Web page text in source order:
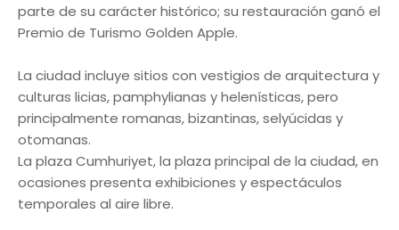
parte de su carácter histórico; su restauración ganó el
Premio de Turismo Golden Apple.
La ciudad incluye sitios con vestigios de arquitectura y
culturas licias, pamphylianas y helenísticas, pero
principalmente romanas, bizantinas, selyúcidas y
otomanas.
La plaza Cumhuriyet, la plaza principal de la ciudad, en
ocasiones presenta exhibiciones y espectáculos
temporales al aire libre.